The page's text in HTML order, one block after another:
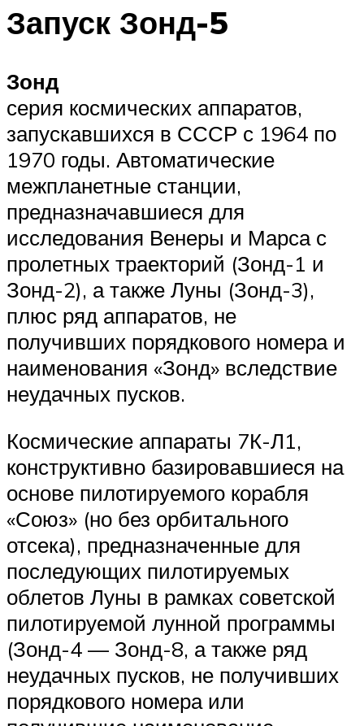
Запуск Зонд-5
Зонд
серия космических аппаратов,
запускавшихся в СССР с 1964 по
1970 годы. Автоматические
межпланетные станции,
предназначавшиеся для
исследования Венеры и Марса с
пролетных траекторий (Зонд-1 и
Зонд-2), а также Луны (Зонд-3),
плюс ряд аппаратов, не
получивших порядкового номера и
наименования «Зонд» вследствие
неудачных пусков.
Космические аппараты 7К-Л1,
конструктивно базировавшиеся на
основе пилотируемого корабля
«Союз» (но без орбитального
отсека), предназначенные для
последующих пилотируемых
облетов Луны в рамках советской
пилотируемой лунной программы
(Зонд-4 — Зонд-8, а также ряд
неудачных пусков, не получивших
порядкового номера или